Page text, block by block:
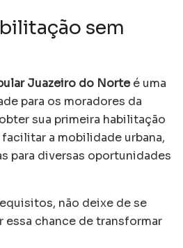
sem
Juazeiro do Norteé uma
para os moradores da
sua primeira habilitação
a mobilidade urbana,
para diversas oportunidades
não deixe de se
essa chance de transformar